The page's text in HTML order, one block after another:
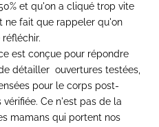
et qu'on a cliqué trop vite
ne fait que rappeler qu'on
est conçue pour répondre
détailler ouvertures testées,
pour le corps post-
Ce n'est pas de la
mamans qui portent nos